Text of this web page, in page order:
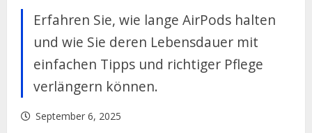
Erfahren Sie, wie lange AirPods halten
und wie Sie deren Lebensdauer mit
einfachen Tipps und richtiger Pflege
verlängern können.
September 6, 2025